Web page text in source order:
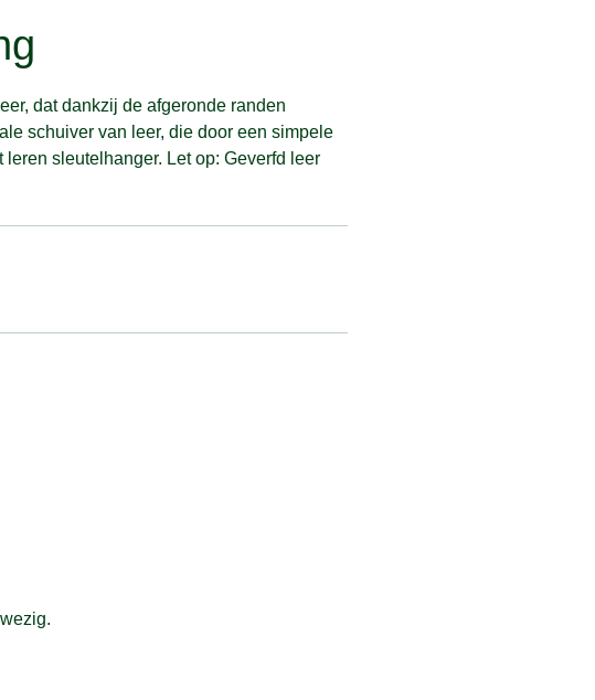
dat dankzij de afgeronde randen
schuiver van leer, die door een simpele
sleutelhanger. Let op: Geverfd leer